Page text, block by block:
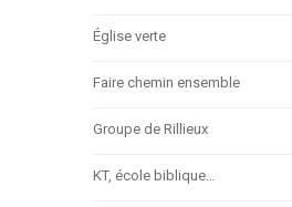
Église verte
Faire chemin ensemble
Groupe de Rillieux
KT, école biblique…